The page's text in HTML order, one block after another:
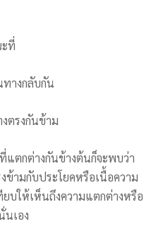
ที่
างกลับกัน
ตรงกันข้าม
แตกต่างกันข้างต้นก็จะพบว่า
ข้ามกับประโยคหรือเนื้อความ
บให้เห็นถึงความแตกต่างหรือ
เอง